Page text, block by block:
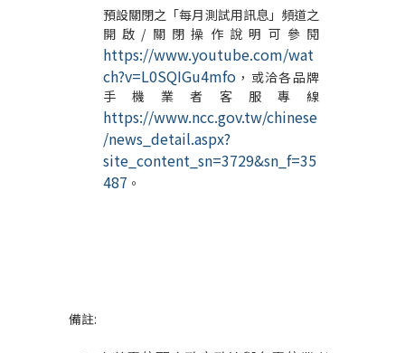
預設關閉之「每月測試用訊息」頻道之
開啟 /關閉操作說明可參閱
https://www.youtube.com/wat
ch?v=L0SQIGu4mfo，或洽各品牌
手機業者客服專線
https://www.ncc.gov.tw/chinese
/news_detail.aspx?
site_content_sn=3729&sn_f=35
487 。
備註: